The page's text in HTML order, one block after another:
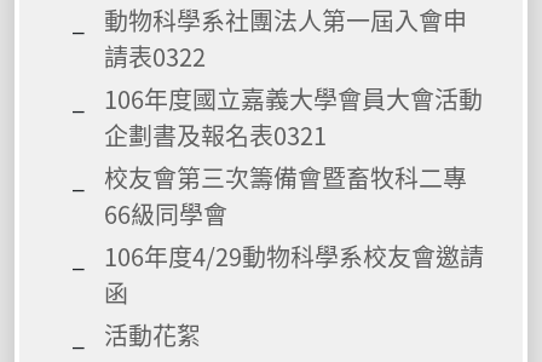
動物科學系社團法人第一屆入會申
請表0322
106年度國立嘉義大學會員大會活動
企劃書及報名表0321
校友會第三次籌備會暨畜牧科二專
66級同學會
106年度4/29動物科學系校友會邀請
函
活動花絮